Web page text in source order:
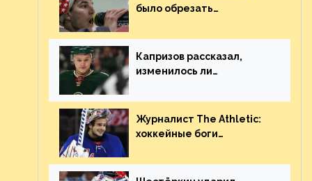
было обрезать
Деанджело? Плохая
работа, ESPN
Капризов рассказал,
изменилось ли
из-за ситуации на
Украине
Журналист The Athletic:
хоккейные боги
стабильно великолепную
игру